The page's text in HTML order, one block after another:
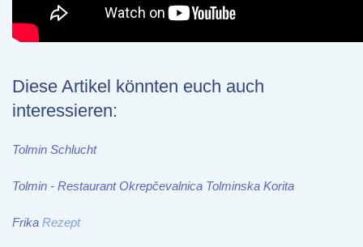
Diese Artikel könnten euch auch
interessieren:
Tolmin Schlucht
Tolmin - Restaurant Okrepčevalnica Tolminska Korita
Frika Rezept